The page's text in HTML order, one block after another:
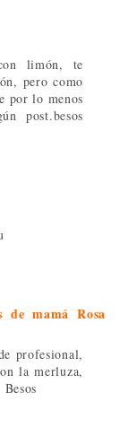
limón, te
pero como
por lo menos
post.besos
de mamá Rosa
profesional,
la merluza,